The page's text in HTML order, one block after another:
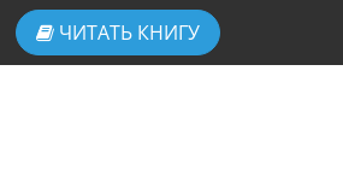
ЧИТАТЬ КНИГУ